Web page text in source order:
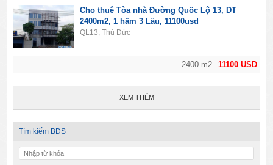
11100 USD
2400 m2
Cho thuê Tòa nhà Đường Quốc Lộ 13, DT
2400m2, 1 hầm 3 Lầu, 11100usd
QL13, Thủ Đức
XEM THÊM
Tìm kiếm BĐS